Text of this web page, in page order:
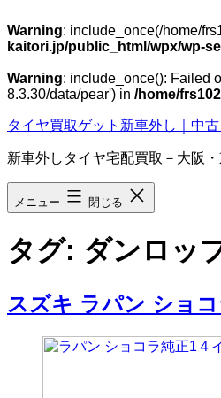
Warning: include_once(/home/
kaitori.jp/public_html/wpx/wp-
Warning: include_once(): Failed
8.3.30/data/pear') in /home/
コ
テ
ン
ツ
へ
ス
キ
タイヤ買取ゲット新車外し｜中
新車外しタイヤ宅配買取－大阪
メニュー 閉じる
タグ: ダンロッ
スズキ ラパン ショ